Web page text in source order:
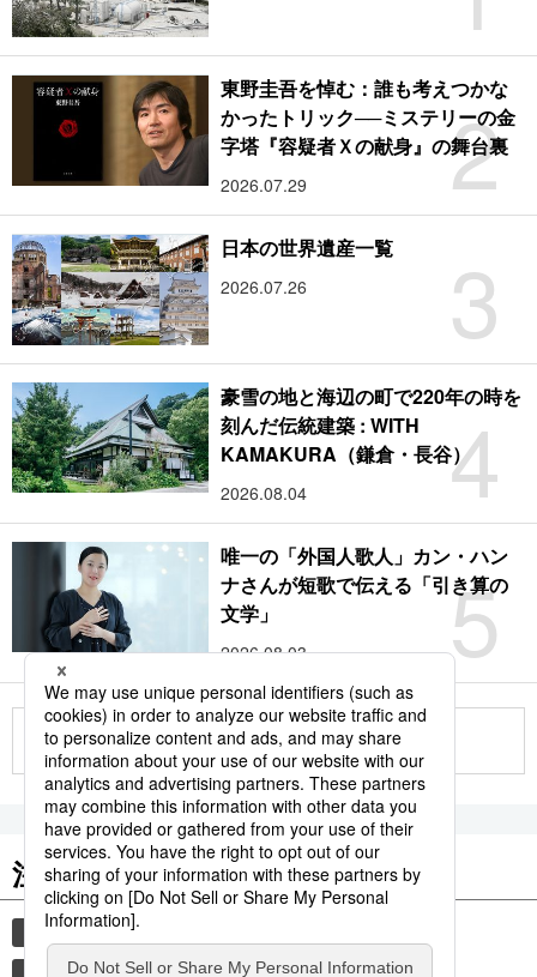
2
東野圭吾を悼む：誰も考えつかな
かったトリック──ミステリーの金
字塔『容疑者Ｘの献身』の舞台裏
2026.07.29
3
日本の世界遺産一覧
2026.07.26
4
豪雪の地と海辺の町で220年の時を
刻んだ伝統建築 : WITH
KAMAKURA（鎌倉・長谷）
2026.08.04
5
唯一の「外国人歌人」カン・ハン
ナさんが短歌で伝える「引き算の
文学」
2026.08.03
もっと見る
注目のキーワード
共同通信ニュース